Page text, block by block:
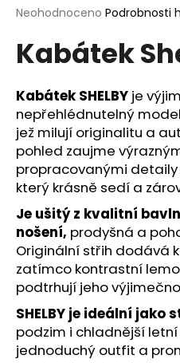
Průměrné
produktu
je
z
5
hvězdiček.
Neohodnoceno Podrobnosti
Kabátek
Kabátek SHELBY je
nepřehlédnutelný
jež milují originalitu a
pohled zaujme
propracovanými
který krásně sedí a
Je ušitý z kvalitní
nošení, prodyšná a
Originální střih dodává
zatímco kontrastní
podtrhují jeho
SHELBY je ideální
podzim i chladnější letní
jednoduchý outfit a
a
j
í
?
D
o
p
o
r
u